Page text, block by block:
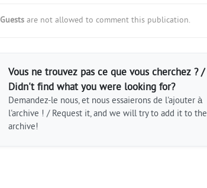
Guests are not allowed to comment this publication.
Vous ne trouvez pas ce que vous cherchez ? /
Didn't find what you were looking for?
Demandez-le nous, et nous essaierons de l'ajouter à
l'archive ! / Request it, and we will try to add it to the
archive!